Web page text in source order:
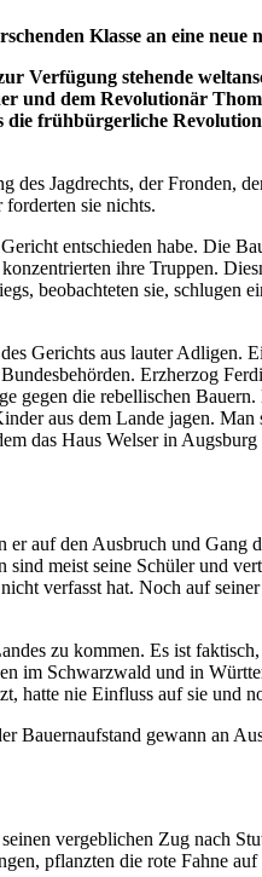
Klasse an eine neue
Verfügung stehende
und dem Revolutionär
frühbürgerliche
Jagdrechts, der Fronden,
sie nichts.
entschieden habe. Die
ihre Truppen.
beobachteten sie, schlugen
Gerichts aus lauter Adligen.
Erzherzog
gegen die rebellischen
aus dem Lande jagen.
das Haus Welser in
auf den Ausbruch und Gang
meist seine Schüler und
verfasst hat. Noch auf
zu kommen. Es ist faktisch,
im Schwarzwald und in
hatte nie Einfluss auf sie und
Bauernaufstand gewann an
vergeblichen Zug nach
pflanzten die rote Fahne